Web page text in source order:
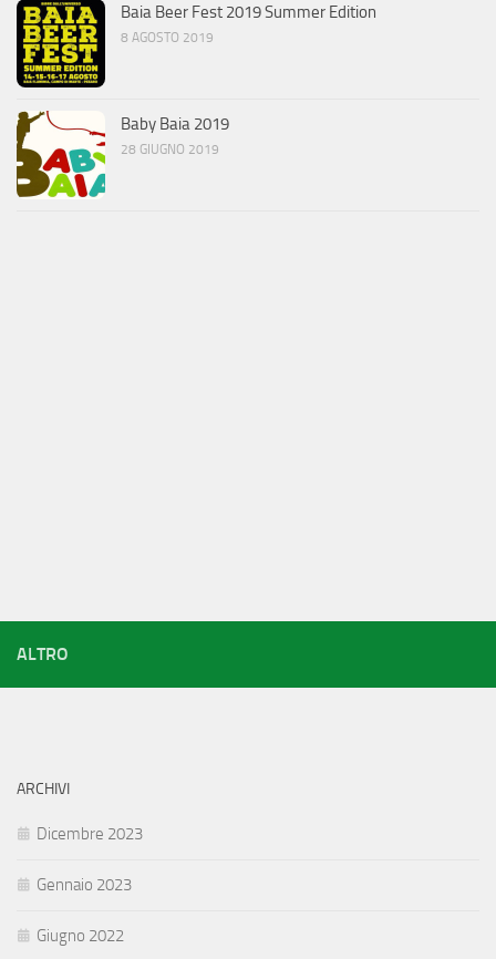
Baia Beer Fest 2019 Summer Edition
8 AGOSTO 2019
Baby Baia 2019
28 GIUGNO 2019
ALTRO
ARCHIVI
Dicembre 2023
Gennaio 2023
Giugno 2022